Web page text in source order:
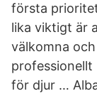
första
lika viktigt är
välkomna
för djur …